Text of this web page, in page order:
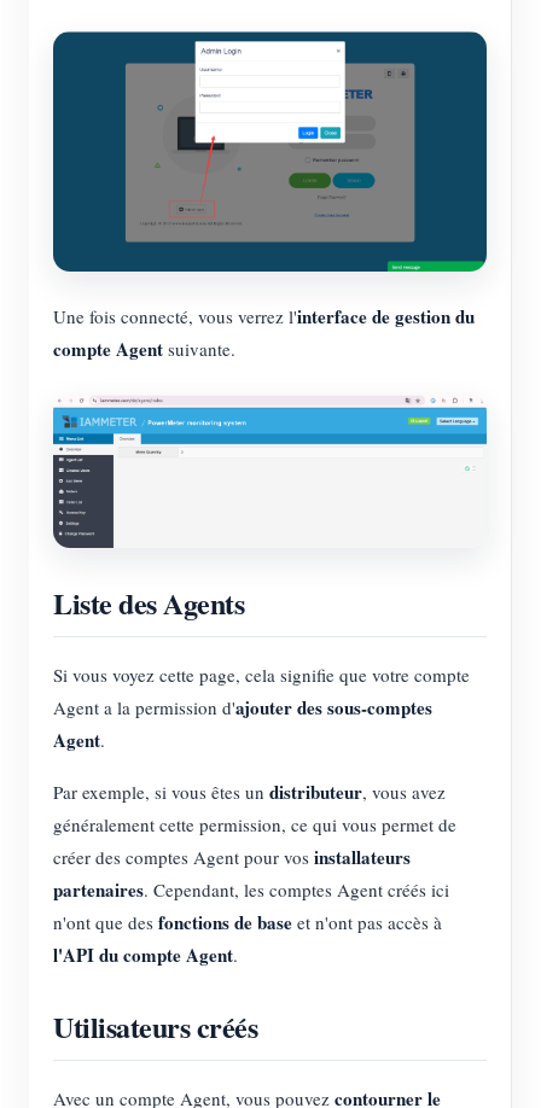
Une fois connecté, vous verrez l'interface de gestion du
compte Agent suivante.
Liste des Agents
Si vous voyez cette page, cela signifie que votre compte
Agent a la permission d'ajouter des sous-comptes
Agent.
Par exemple, si vous êtes un distributeur, vous avez
généralement cette permission, ce qui vous permet de
créer des comptes Agent pour vos installateurs
partenaires. Cependant, les comptes Agent créés ici
n'ont que des fonctions de base et n'ont pas accès à
l'API du compte Agent.
Utilisateurs créés
Avec un compte Agent, vous pouvez contourner le